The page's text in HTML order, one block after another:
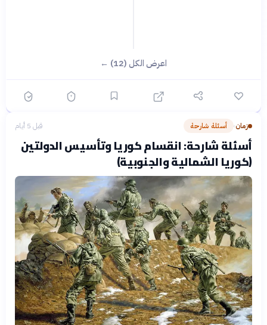
اعرض الكل (12) ←
زمان› أسئلة شارحة قبل 5 أيام
أسئلة شارحة: انقسام كوريا وتأسيس الدولتين
(كوريا الشمالية والجنوبية)